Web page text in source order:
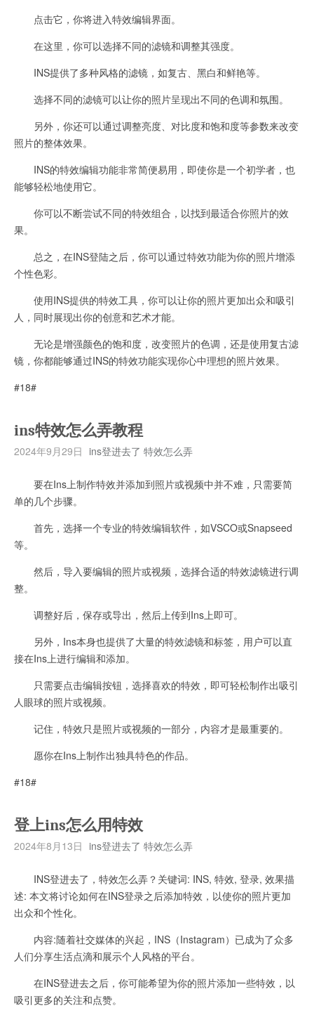
点击它，你将进入特效编辑界面。
在这里，你可以选择不同的滤镜和调整其强度。
INS提供了多种风格的滤镜，如复古、黑白和鲜艳等。
选择不同的滤镜可以让你的照片呈现出不同的色调和氛围。
另外，你还可以通过调整亮度、对比度和饱和度等参数来改变
照片的整体效果。
INS的特效编辑功能非常简便易用，即使你是一个初学者，也
能够轻松地使用它。
你可以不断尝试不同的特效组合，以找到最适合你照片的效
果。
总之，在INS登陆之后，你可以通过特效功能为你的照片增添
个性色彩。
使用INS提供的特效工具，你可以让你的照片更加出众和吸引
人，同时展现出你的创意和艺术才能。
无论是增强颜色的饱和度，改变照片的色调，还是使用复古滤
镜，你都能够通过INS的特效功能实现你心中理想的照片效果。
#18#
ins特效怎么弄教程
2024年9月29日 ins登进去了 特效怎么弄
要在Ins上制作特效并添加到照片或视频中并不难，只需要简
单的几个步骤。
首先，选择一个专业的特效编辑软件，如VSCO或Snapseed
等。
然后，导入要编辑的照片或视频，选择合适的特效滤镜进行调
整。
调整好后，保存或导出，然后上传到Ins上即可。
另外，Ins本身也提供了大量的特效滤镜和标签，用户可以直
接在Ins上进行编辑和添加。
只需要点击编辑按钮，选择喜欢的特效，即可轻松制作出吸引
人眼球的照片或视频。
记住，特效只是照片或视频的一部分，内容才是最重要的。
愿你在Ins上制作出独具特色的作品。
#18#
登上ins怎么用特效
2024年8月13日 ins登进去了 特效怎么弄
INS登进去了，特效怎么弄？关键词: INS, 特效, 登录, 效果描
述: 本文将讨论如何在INS登录之后添加特效，以使你的照片更加
出众和个性化。
内容:随着社交媒体的兴起，INS（Instagram）已成为了众多
人们分享生活点滴和展示个人风格的平台。
在INS登进去之后，你可能希望为你的照片添加一些特效，以
吸引更多的关注和点赞。